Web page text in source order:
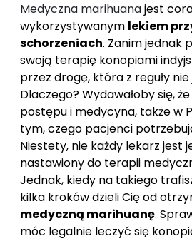
Medyczna marihuanajest
wykorzystywanym lekiem
schorzeniach. Zanim jednak
swoją terapię konopiami
przez drogę, która z reguły nie
Dlaczego? Wydawałoby się,
postępu i medycyna, także w
tym, czego pacjenci
Niestety, nie każdy lekarz jest
nastawiony do terapii
Jednak, kiedy na takiego
kilka kroków dzieli Cię od
medyczną marihuanę.
móc legalnie leczyć się